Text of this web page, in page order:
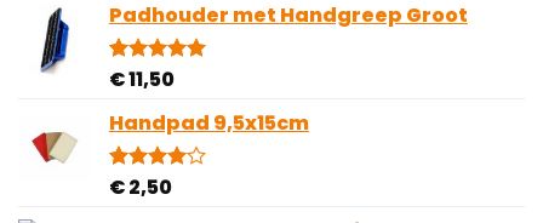
Padhouder met Handgreep Groot
Gewaardeerd
gebaseerd
op
1
klantbeoordeling
€11,50
Handpad 9,5x15cm
Gewaardeerd
2
€2,50